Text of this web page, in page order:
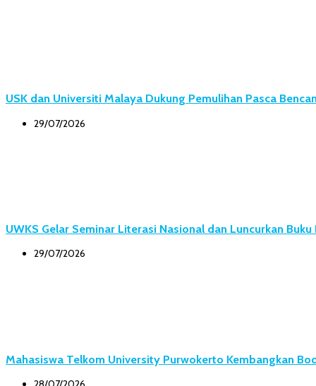
USK dan Universiti Malaya Dukung Pemulihan Pasca
29/07/2026
UWKS Gelar Seminar Literasi Nasional dan Luncurkan
29/07/2026
Mahasiswa Telkom University Purwokerto Kembangkan